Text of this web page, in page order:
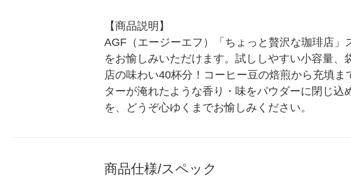
【商品説明】
AGF（エージーエフ）「ちょっと贅沢な珈琲店
をお愉しみいただけます。試ししやすい小容量
店の味わい40杯分！コーヒー豆の焙煎から充填
ターが淹れたような香り・味をパウダーに閉じ
を、どうぞ心ゆくまでお愉しみください。
商品仕様/スペック